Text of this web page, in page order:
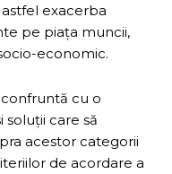
exacerba
pe piața muncii,
economic.
cu o
care să
acestor categorii
de acordare a